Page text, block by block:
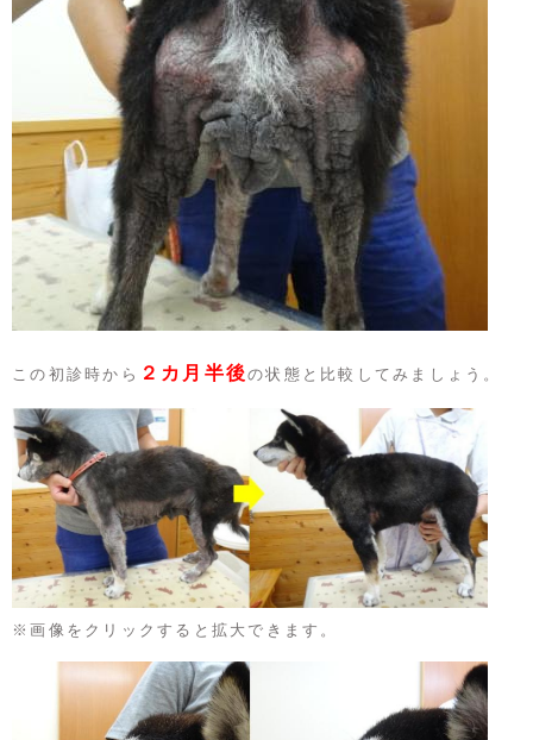
この初診時から ２カ月半後の状態と比較してみましょう。
※画像をクリックすると拡大できます。